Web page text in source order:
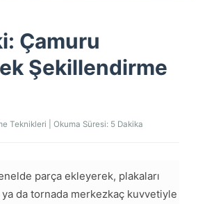
Çamuru
Şekillendirme
Teknikleri | Okuma Süresi: 5 Dakika
parça ekleyerek, plakaları
da tornada merkezkaç kuvvetiyle